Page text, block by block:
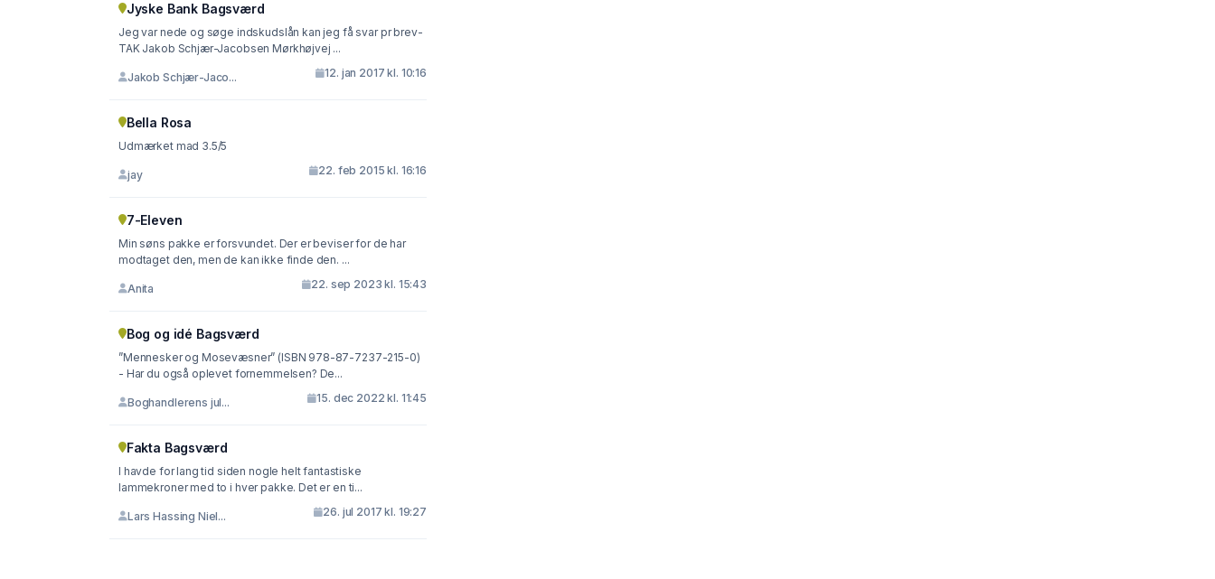
Jyske Bank Bagsværd
Jeg var nede og søge indskudslån kan jeg få svar pr brev-
TAK Jakob Schjær-Jacobsen Mørkhøjvej ...
Jakob Schjær-Jaco... 12. jan 2017 kl. 10:16
Bella Rosa
Udmærket mad 3.5/5
jay 22. feb 2015 kl. 16:16
7-Eleven
Min søns pakke er forsvundet. Der er beviser for de har
modtaget den, men de kan ikke finde den. ...
Anita 22. sep 2023 kl. 15:43
Bog og idé Bagsværd
”Mennesker og Mosevæsner” (ISBN 978-87-7237-215-0)
- Har du også oplevet fornemmelsen? De...
Boghandlerens jul... 15. dec 2022 kl. 11:45
Fakta Bagsværd
I havde for lang tid siden nogle helt fantastiske
lammekroner med to i hver pakke. Det er en ti...
Lars Hassing Niel... 26. jul 2017 kl. 19:27